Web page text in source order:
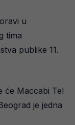
u
tima
publike 11.
će Maccabi Tel
je jedna